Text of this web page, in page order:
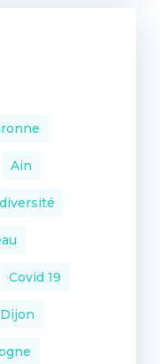
Ain
Covid 19
Dijon